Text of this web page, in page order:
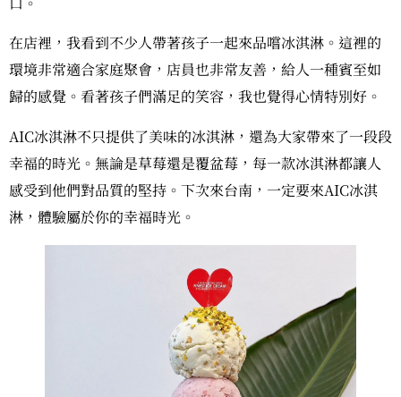
在店裡，我看到不少人帶著孩子一起來品嚐冰淇淋。這裡的
環境非常適合家庭聚會，店員也非常友善，給人一種賓至如
歸的感覺。看著孩子們滿足的笑容，我也覺得心情特別好。
AIC冰淇淋不只提供了美味的冰淇淋，還為大家帶來了一段段
幸福的時光。無論是草莓還是覆盆莓，每一款冰淇淋都讓人
感受到他們對品質的堅持。下次來台南，一定要來AIC冰淇
淋，體驗屬於你的幸福時光。